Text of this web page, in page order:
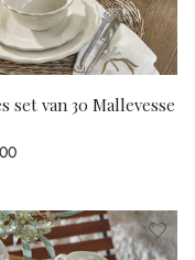
set van 30 Mallevesse